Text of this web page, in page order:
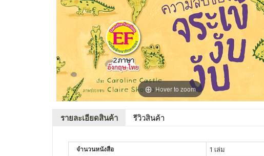
Hover to zoom
รายละเอียดสินค้า รีวิวสินค้า
จำนวนหนังสือ 1 เล่ม